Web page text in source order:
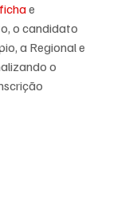
e
o candidato
a Regional e
o